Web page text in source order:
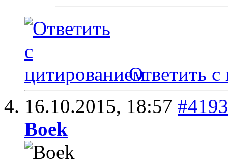
Ответить с
16.10.2015, 18:57 #4193
Boek